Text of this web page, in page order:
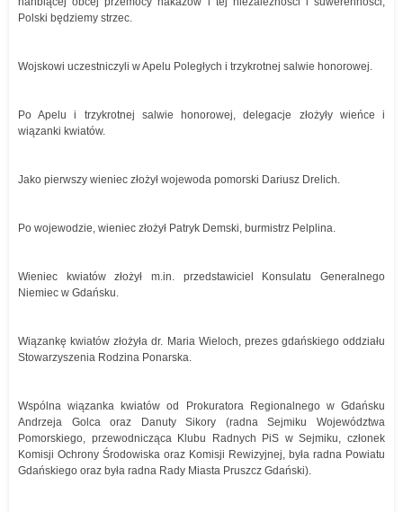
Polski będziemy strzec.
Wojskowi uczestniczyli w Apelu Poległych i trzykrotnej salwie honorowej.
Po Apelu i trzykrotnej salwie honorowej, delegacje złożyły wieńce i
wiązanki kwiatów.
Jako pierwszy wieniec złożył wojewoda pomorski Dariusz Drelich.
Po wojewodzie, wieniec złożył Patryk Demski, burmistrz Pelplina.
Wieniec kwiatów złożył m.in. przedstawiciel Konsulatu Generalnego
Niemiec w Gdańsku.
Wiązankę kwiatów złożyła dr. Maria Wieloch, prezes gdańskiego oddziału
Stowarzyszenia Rodzina Ponarska.
Wspólna wiązanka kwiatów od Prokuratora Regionalnego w Gdańsku
Andrzeja Golca oraz Danuty Sikory (radna Sejmiku Województwa
Pomorskiego, przewodnicząca Klubu Radnych PiS w Sejmiku, członek
Komisji Ochrony Środowiska oraz Komisji Rewizyjnej, była radna Powiatu
Gdańskiego oraz była radna Rady Miasta Pruszcz Gdański).